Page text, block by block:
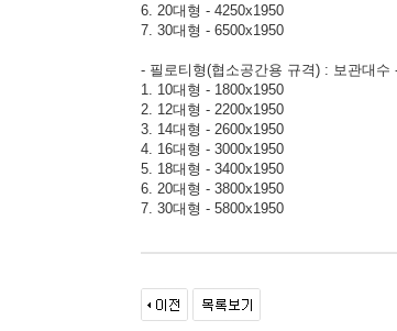
6. 20대형 - 4250x1950
7. 30대형 - 6500x1950
- 필로티형(협소공간용 규격) : 보관대수
1. 10대형 - 1800x1950
2. 12대형 - 2200x1950
3. 14대형 - 2600x1950
4. 16대형 - 3000x1950
5. 18대형 - 3400x1950
6. 20대형 - 3800x1950
7. 30대형 - 5800x1950